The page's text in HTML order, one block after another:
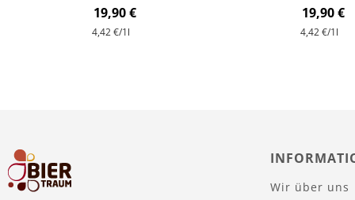
19,90 €
4,42 €/1l
19,90 €
4,42 €/1l
Wir über uns